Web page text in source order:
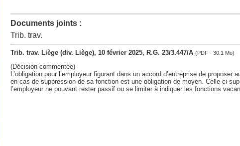
Documents joints :
Trib. trav.
Trib. trav. Liège (div. Liège), 10 février 2025, R.G. 23/3.447/A (PDF - 30.1 Mo)
(Décision commentée)
L’obligation pour l’employeur figurant dans un accord d’entreprise de
en cas de suppression de sa fonction est une obligation de moyen. Celle-ci
l’employeur ne pouvant rester passif ou se limiter à indiquer les fonctions